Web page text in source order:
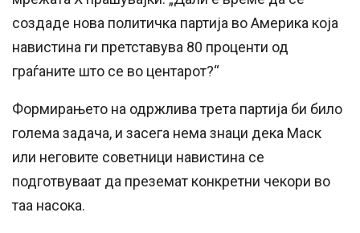
создаде нова политичка партија во Америка која
навистина ги претставува 80 проценти од
граѓаните што се во центарот?“
Формирањето на одржлива трета партија би било
голема задача, и засега нема знаци дека Маск
или неговите советници навистина се
подготвуваат да преземат конкретни чекори во
таа насока.